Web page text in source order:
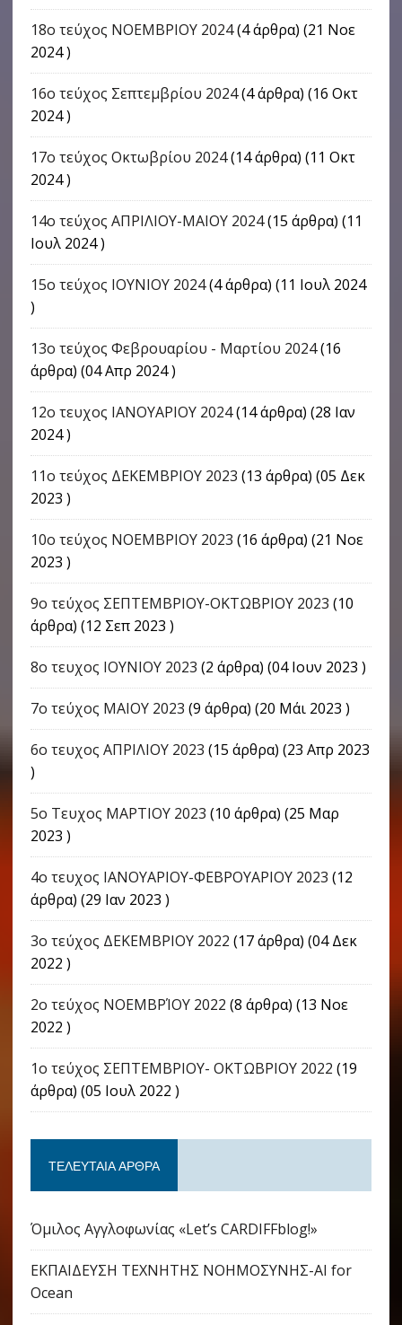
18ο τεύχος ΝΟΕΜΒΡΙΟΥ 2024(4 άρθρα) (21 Νοε
2024 )
16o τεύχος Σεπτεμβρίου 2024(4 άρθρα) (16 Οκτ
2024 )
17o τεύχος Οκτωβρίου 2024(14 άρθρα) (11 Οκτ
2024 )
14ο τεύχος ΑΠΡΙΛΙΟΥ-ΜΑΙΟΥ 2024(15 άρθρα) (11
Ιουλ 2024 )
15ο τεύχος ΙΟΥΝΙΟΥ 2024(4 άρθρα) (11 Ιουλ 2024
)
13ο τεύχος Φεβρουαρίου - Μαρτίου 2024(16
άρθρα) (04 Απρ 2024 )
12ο τευχος ΙΑΝΟΥΑΡΙΟΥ 2024(14 άρθρα) (28 Ιαν
2024 )
11ο τεύχος ΔΕΚΕΜΒΡΙΟΥ 2023 (13 άρθρα) (05 Δεκ
2023 )
10ο τεύχος ΝΟΕΜΒΡΙΟΥ 2023 (16 άρθρα) (21 Νοε
2023 )
9o τεύχος ΣΕΠΤΕΜΒΡΙΟΥ-ΟΚΤΩΒΡΙΟΥ 2023 (10
άρθρα) (12 Σεπ 2023 )
8ο τευχος ΙΟΥΝΙΟΥ 2023 (2 άρθρα) (04 Ιουν 2023 )
7ο τεύχος ΜΑΙΟΥ 2023 (9 άρθρα) (20 Μάι 2023 )
6ο τευχος ΑΠΡΙΛΙΟΥ 2023 (15 άρθρα) (23 Απρ 2023
)
5ο Τευχος ΜΑΡΤΙΟΥ 2023 (10 άρθρα) (25 Μαρ
2023 )
4o τευχος ΙΑΝΟΥΑΡΙΟΥ-ΦΕΒΡΟΥΑΡΙΟΥ 2023 (12
άρθρα) (29 Ιαν 2023 )
3ο τεύχος ΔΕΚΕΜΒΡΙΟΥ 2022 (17 άρθρα) (04 Δεκ
2022 )
2ο τεύχος ΝΟΕΜΒΡΊΟΥ 2022 (8 άρθρα) (13 Νοε
2022 )
1ο τεύχος ΣΕΠΤΕΜΒΡΙΟΥ- ΟΚΤΩΒΡΙΟΥ 2022 (19
άρθρα) (05 Ιουλ 2022 )
ΤΕΛΕΥΤΑΊΑ ΆΡΘΡΑ
Όμιλος Αγγλοφωνίας «Let’s CARDIFFblog!»
ΕΚΠΑΙΔΕΥΣΗ ΤΕΧΝΗΤΗΣ ΝΟΗΜΟΣΥΝΗΣ-AI for
Ocean